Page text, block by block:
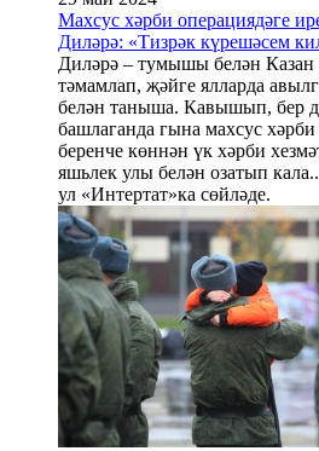
Махсус хәрби операциядәге
Диләрә: «Тизрәк күрешәсем
Диләрә – тумышы белән
тәмамлап, җәйге ялларда
белән таныша. Кавышып, бер
башлаганда гына махсус
беренче көннән үк хәрби
яшьлек улы белән озатып
ул «Интертат»ка сөйләде.